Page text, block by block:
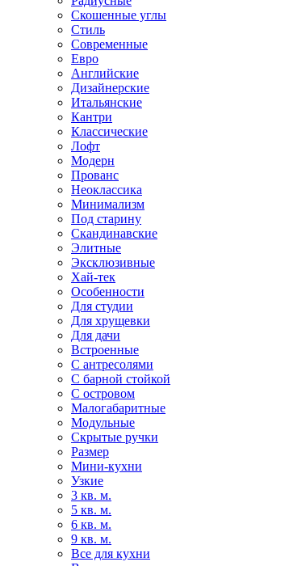
Скошенные углы
Стиль
Современные
Евро
Английские
Дизайнерские
Итальянские
Кантри
Классические
Лофт
Модерн
Прованс
Неоклассика
Минимализм
Под старину
Скандинавские
Элитные
Эксклюзивные
Хай-тек
Особенности
Для студии
Для хрущевки
Для дачи
Встроенные
С антресолями
С барной стойкой
С островом
Малогабаритные
Модульные
Скрытые ручки
Размер
Мини-кухни
Узкие
3 кв. м.
5 кв. м.
6 кв. м.
9 кв. м.
Все для кухни